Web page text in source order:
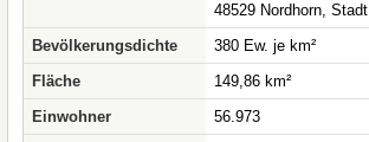
48529 Nordhorn, Stadt
Bevölkerungsdichte
380 Ew. je km²
Fläche
149,86 km²
Einwohner
56.973